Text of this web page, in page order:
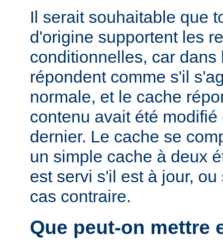
Il serait souhaitable que
d'origine supportent les
conditionnelles, car
répondent comme s'il
normale, et le cache
contenu avait été
dernier. Le cache se
un simple cache à deux
est servi s'il est à jour,
cas contraire.
Que peut-on mettre